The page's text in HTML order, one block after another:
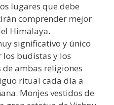
lugares que debe
comprender mejor
Himalaya.
significativo y único
los budistas y los
de ambas religiones
ritual cada día a
Monjes vestidos de